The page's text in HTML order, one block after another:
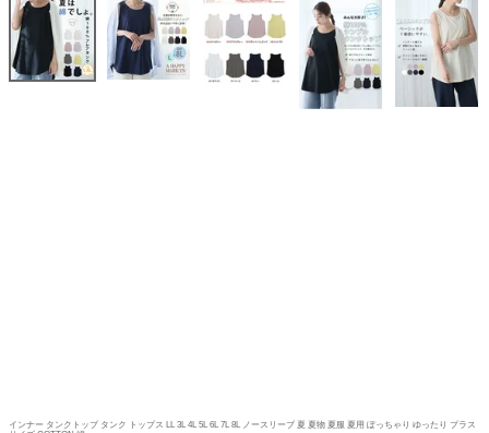
インナー タンクトップ タンク トップス LL 3L 4L 5L 6L 7L 8L ノースリーブ 夏 夏物 夏服 夏用 ぽっちゃり ゆったり プラス